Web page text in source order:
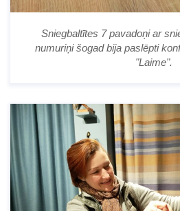
Sniegbaltītes 7 pavadoņi ar
numuriņi šogad bija paslēpti
"Laime".